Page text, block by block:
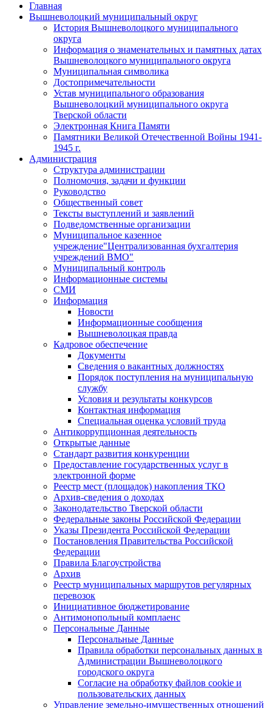
Главная
Вышневолоцкий муниципальный округ
История Вышневолоцкого муниципального
округа
Информация о знаменательных и памятных датах
Вышневолоцкого муниципального округа
Муниципальная символика
Достопримечательности
Устав муниципального образования
Вышневолоцкий муниципального округа
Тверской области
Электронная Книга Памяти
Памятники Великой Отечественной Войны 1941-
1945 г.
Администрация
Структура администрации
Полномочия, задачи и функции
Руководство
Общественный совет
Тексты выступлений и заявлений
Подведомственные организации
Муниципальное казенное
учреждение"Централизованная бухгалтерия
учреждений ВМО"
Муниципальный контроль
Информационные системы
СМИ
Информация
Новости
Информационные сообщения
Вышневолоцкая правда
Кадровое обеспечение
Документы
Сведения о вакантных должностях
Порядок поступления на муниципальную
службу
Условия и результаты конкурсов
Контактная информация
Специальная оценка условий труда
Антикоррупционная деятельность
Открытые данные
Стандарт развития конкуренции
Предоставление государственных услуг в
электронной форме
Реестр мест (площадок) накопления ТКО
Архив-сведения о доходах
Законодательство Тверской области
Федеральные законы Российской Федерации
Указы Президента Российской Федерации
Постановления Правительства Российской
Федерации
Правила Благоустройства
Архив
Реестр муниципальных маршрутов регулярных
перевозок
Инициативное бюджетирование
Антимонопольный комплаенс
Персональные Данные
Персональные Данные
Правила обработки персональных данных в
Администрации Вышневолоцкого
городского округа
Согласие на обработку файлов cookie и
пользовательских данных
Управление земельно-имущественных отношений